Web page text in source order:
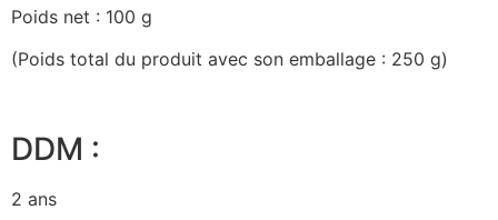
Poids net : 100 g
(Poids total du produit avec son emballage : 250 g)
DDM :
2 ans